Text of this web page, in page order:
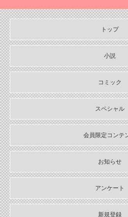
【11月６日発売】Sonyaコミックス『悪
の結婚事情1』特典情報
2024/10/29
【11月上旬〜12月上旬】Sonyaコミックス
2024/10/29
【期間限定無料配信！】Sonyaコミックス
版】
2024/10/04
2024年10月刊電子書籍配信のお知らせ
2024/09/04
2024年９月刊電子書籍配信のお知らせ
2024/08/05
2024年８月刊電子書籍配信のお知らせ
2024/07/03
2024年７月刊電子書籍配信のお知らせ
トップ
小説
コミック
スペシャル
会員限定コンテ
お知らせ
アンケート
新規登録